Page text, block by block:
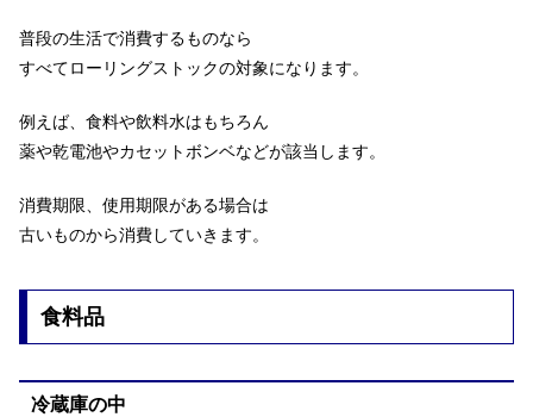
普段の生活で消費するものなら
すべてローリングストックの対象になります。
例えば、食料や飲料水はもちろん
薬や乾電池やカセットボンベなどが該当します。
消費期限、使用期限がある場合は
古いものから消費していきます。
食料品
冷蔵庫の中